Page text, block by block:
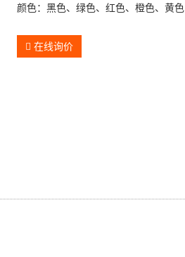
颜色：黑色、绿色、红色、橙色、黄色
在线询价